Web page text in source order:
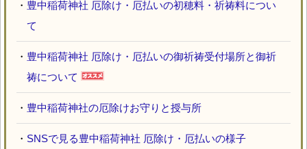
・ 豊中稲荷神社 厄除け・厄払いの初穂料・祈祷料につい
て
・ 豊中稲荷神社 厄除け・厄払いの御祈祷受付場所と御祈
祷について
・ 豊中稲荷神社の厄除けお守りと授与所
・ SNSで見る豊中稲荷神社 厄除け・厄払いの様子